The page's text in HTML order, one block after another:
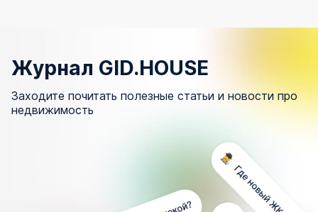
Журнал GID.HOUSE
Заходите почитать полезные статьи и новости про
недвижимость